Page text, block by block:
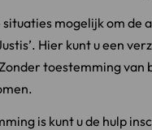
situaties mogelijk om de
Hier kunt u een
toestemming
is kunt u de hulp